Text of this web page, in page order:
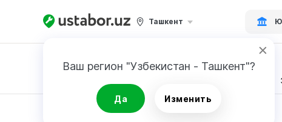
Ташкент
Ваш регион "Узбекистан - Ташкент"?
Да Изменить